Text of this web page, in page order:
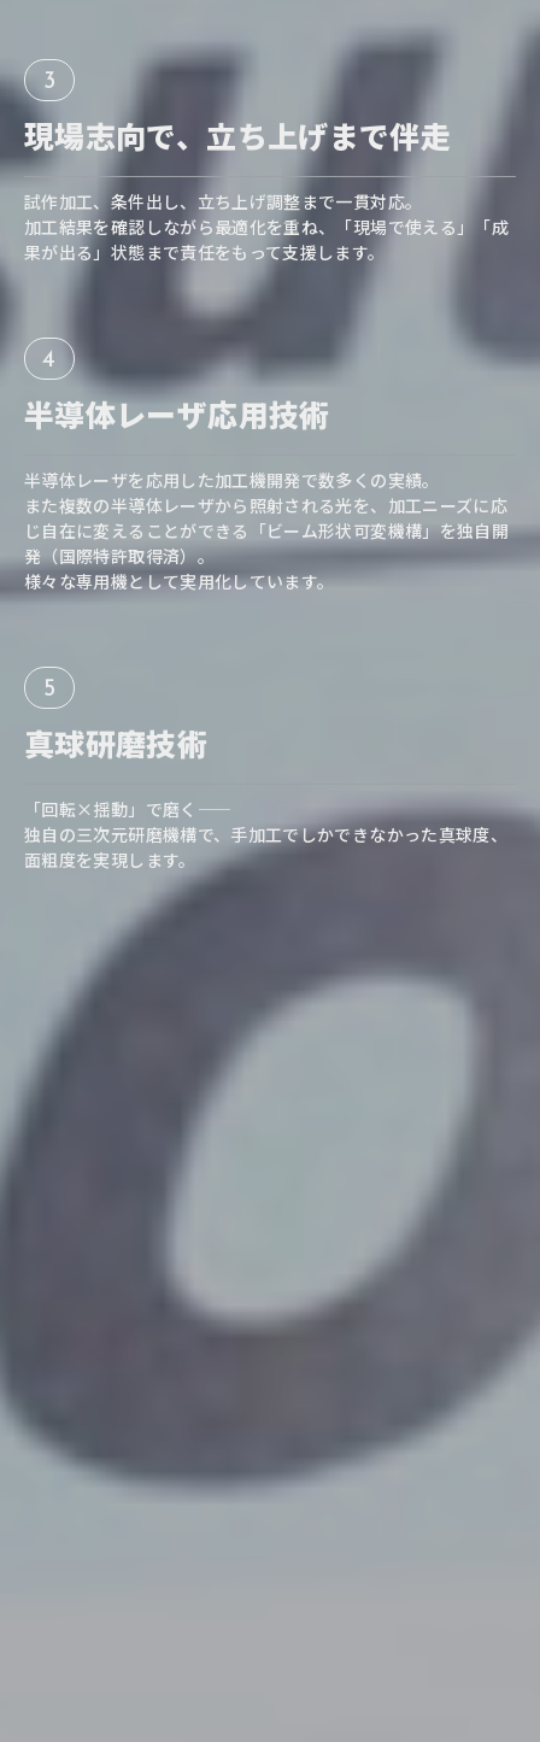
3
現場志向で、 立ち上げまで伴走
試作加工、条件出し、立ち上げ調整まで一貫対応。
加工結果を確認しながら最適化を重ね、「現場で使える」「成
果が出る」状態まで責任をもって支援します。
4
半導体レーザ応用技術
半導体レーザを応用した加工機開発で数多くの実績。
また複数の半導体レーザから照射される光を、加工ニーズに応
じ自在に変えることができる「ビーム形状可変機構」を独自開
発（国際特許取得済）。
様々な専用機として実用化しています。
5
真球研磨技術
「回転×揺動」で磨く――
独自の三次元研磨機構で、手加工でしかできなかった真球度、
面粗度を実現します。